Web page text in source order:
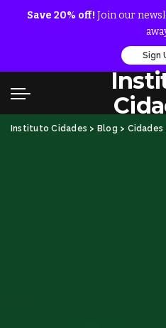
Save 20% off! Join our
Sign
Instituto Cidades > Blog > Cidades